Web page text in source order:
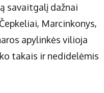
savaitgalį dažnai
Marcinkonys,
apylinkės vilioja
takais ir nedidelėmis